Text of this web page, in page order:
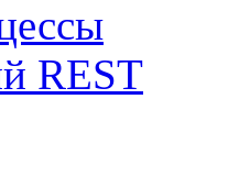
REST